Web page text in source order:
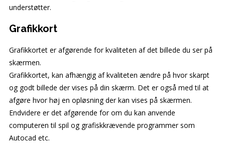
understøtter.
Grafikkort
Grafikkortet er afgørende for kvaliteten af det billede du ser på
skærmen.
Grafikkortet, kan afhængig af kvaliteten ændre på hvor skarpt
og godt billede der vises på din skærm. Det er også med til at
afgøre hvor høj en opløsning der kan vises på skærmen.
Endvidere er det afgørende for om du kan anvende
computeren til spil og grafiskkrævende programmer som
Autocad etc.